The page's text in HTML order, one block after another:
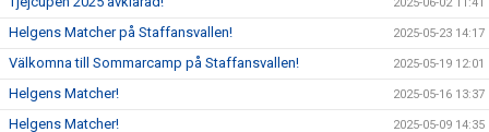
Helgens Matcher på Staffansvallen! 2025-05-23 14:17
Välkomna till Sommarcamp på Staffansvallen! 2025-05-19 12:01
Helgens Matcher! 2025-05-16 13:37
Helgens Matcher! 2025-05-09 14:35